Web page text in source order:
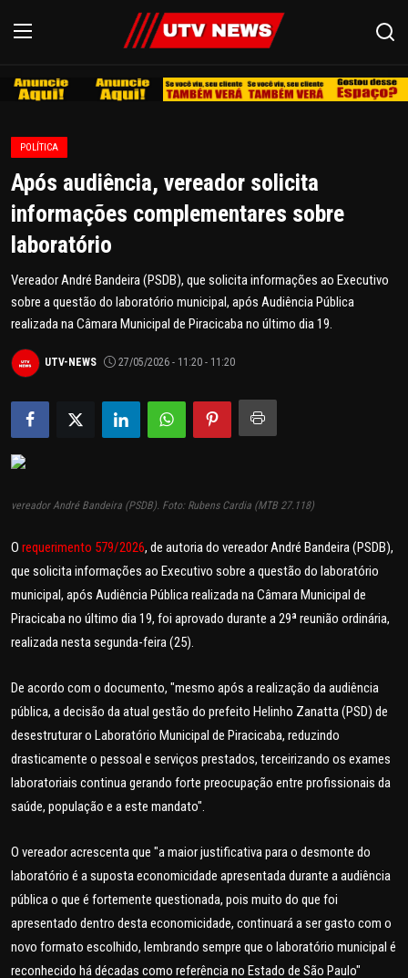
CAMPINAS
LIMEIRA
ESPIRITO SANTO
REGIÃO
POLICIAL
POLÍTICA
ESPORTES
FAMA E TV
FALE CONOSCO
POLÍTICA
Após audiência, vereador solicita
informações complementares sobre
laboratório
Vereador André Bandeira (PSDB), que solicita informações ao Executivo
sobre a questão do laboratório municipal, após Audiência Pública
realizada na Câmara Municipal de Piracicaba no último dia 19.
UTV-NEWS 27/05/2026 - 11:20 - 11:20
vereador André Bandeira (PSDB). Foto: Rubens Cardia (MTB 27.118)
O requerimento 579/2026, de autoria do vereador André Bandeira (PSDB),
que solicita informações ao Executivo sobre a questão do laboratório
municipal, após Audiência Pública realizada na Câmara Municipal de
Piracicaba no último dia 19, foi aprovado durante a 29ª reunião ordinária,
realizada nesta segunda-feira (25).
De acordo com o documento, "mesmo após a realização da audiência
pública, a decisão da atual gestão do prefeito Helinho Zanatta (PSD) de
desestruturar o Laboratório Municipal de Piracicaba, reduzindo
drasticamente o pessoal e serviços prestados, terceirizando os exames
laboratoriais continua gerando forte preocupação entre profissionais da
saúde, população e a este mandato".
O vereador acrescenta que "a maior justificativa para o desmonte do
laboratório é a suposta economicidade apresentada durante a audiência
pública o que é fortemente questionada, pois muito do que foi
apresentado dentro desta economicidade, continuará a ser gasto com o
novo formato escolhido, lembrando sempre que o laboratório municipal é
reconhecido há décadas como referência no Estado de São Paulo"